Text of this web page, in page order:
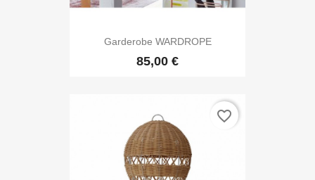
Garderobe WARDROPE
85,00 €
favorite_border